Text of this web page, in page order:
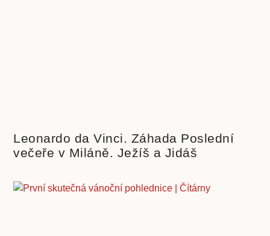
Leonardo da Vinci. Záhada Poslední
večeře v Miláně. Ježíš a Jidáš